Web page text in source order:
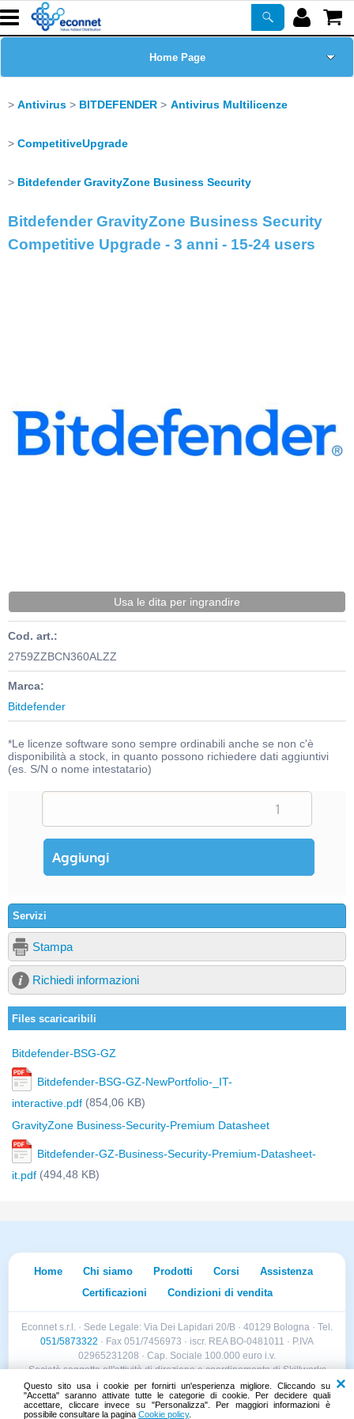
Questo sito usa i cookie per fornirti un'esperienza migliore. Cliccando su
"Accetta" saranno attivate tutte le categorie di cookie. Per decidere quali
accettare, cliccare invece su "Personalizza". Per maggiori informazioni è
possibile consultare la pagina Cookie policy.
Home Page
Corsi
ASSISTENZA
Antivirus BITDEFENDER Antivirus Multilicenze
CompetitiveUpgrade
Bitdefender GravityZone Business Security
Bitdefender GravityZone Business Security
Competitive Upgrade - 3 anni - 15-24 users
Usa le dita per ingrandire
Cod. art.:
2759ZZBCN360ALZZ
Marca:
Bitdefender
*Le licenze software sono sempre ordinabili anche se non c'è
disponibilità a stock, in quanto possono richiedere dati aggiuntivi
(es. S/N o nome intestatario)
Servizi
Stampa
Richiedi informazioni
Files scaricaribili
Bitdefender-BSG-GZ
Bitdefender-BSG-GZ-NewPortfolio-_IT-
interactive.pdf (854,06 KB)
GravityZone Business-Security-Premium Datasheet
Bitdefender-GZ-Business-Security-Premium-Datasheet-
it.pdf (494,48 KB)
Home Chi siamo Prodotti Corsi
Assistenza
Certificazioni
Condizioni di vendita
Econnet s.r.l. · Sede Legale: Via Dei Lapidari 20/B · 40129 Bologna · Tel.
051/5873322 · Fax 051/7456973 · iscr. REA BO-0481011 · P.IVA
02965231208 · Cap. Sociale 100.000 euro i.v.
Società soggetta all'attività di direzione e coordinamento di Skillworks
Holding s.r.l. · Sede Legale: Via Vittorio Emanuele II 28 · Roncadelle (BS)
- C.F. 04151440981